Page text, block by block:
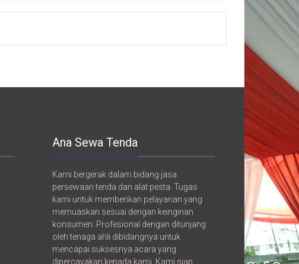
Ana Sewa Tenda
Kami bergerak dalam bidang jasa
persewaan tenda dan alat pesta. Tugas
kami untuk memberikan pelayanan yang
memuaskan sesuai dengan keinginan
konsumen. Profesional dengan ditunjang
oleh tenaga ahli dibidangnya untuk
mencapai suksesnya acara yang
dipercayakan kepada kami. Kami siap